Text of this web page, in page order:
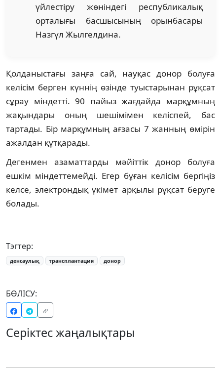
үйлестіру жөніндегі республикалық
орталығы басшысының орынбасары
Назгүл Жылгелдина.
Қолданыстағы заңға сай, науқас донор болуға
келісім берген күннің өзінде туыстарынан рұқсат
сұрау міндетті. 90 пайыз жағдайда марқұмның
жақындары оның шешімімен келіспей, бас
тартады. Бір марқұмның ағзасы 7 жанның өмірін
ажалдан құтқарады.
Дегенмен азаматтарды мәйіттік донор болуға
ешкім міндеттемейді. Егер бұған келісім бергіңіз
келсе, электрондық үкімет арқылы рұқсат беруге
болады.
Тэгтер:
денсаулық трансплантация донор
БӨЛІСУ:
Серіктес жаңалықтары